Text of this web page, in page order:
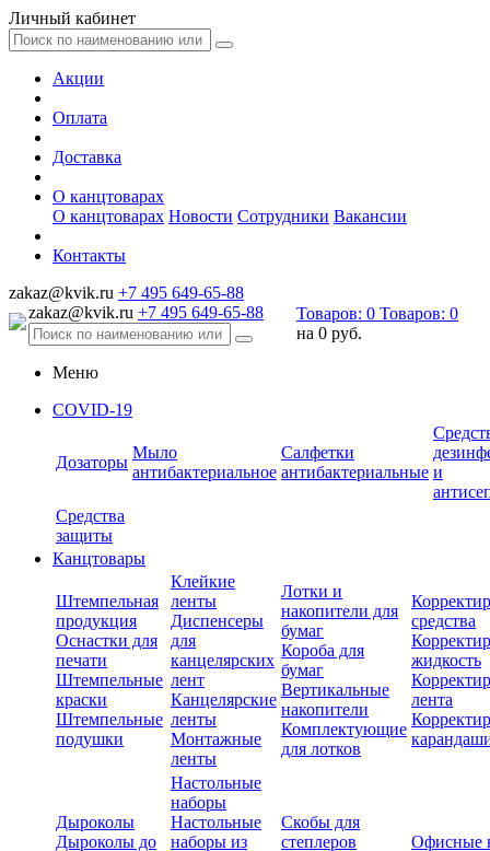
Личный кабинет
Акции
Оплата
Доставка
О канцтоварах
О канцтоварах Новости Сотрудники Вакансии
Контакты
zakaz@kvik.ru +7 495 649-65-88
zakaz@kvik.ru +7 495 649-65-88 Товаров: 0 Товаров: 0
на 0 руб.
Меню
COVID-19
Дозаторы
Мыло
антибактериальное
Салфетки
антибактериальные и
Средства
защиты
Канцтовары
Штемпельная
продукция
Оснастки для
печати
Штемпельные
краски
Штемпельные
подушки
Клейкие
ленты
Диспенсеры
для
канцелярских
лент
Канцелярские
ленты
Монтажные
ленты
Лотки и
накопители для
бумаг
Короба для
бумаг
Вертикальные
накопители
Комплектующие
для лотков
средства
жидкость
лента
Дыроколы
Дыроколы до
Настольные
наборы
Настольные
наборы из
Скобы для
степлеров
Офисные